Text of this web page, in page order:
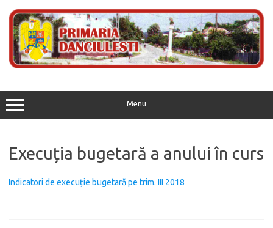
content
Menu
Execuția bugetară a anului în curs
Indicatori de execuție bugetară pe trim. III 2018